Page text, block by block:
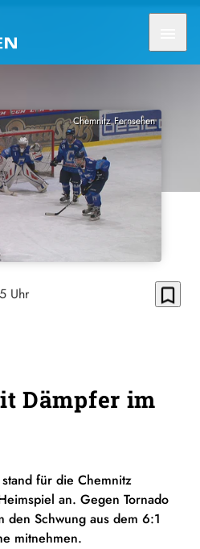
Chemnitz Fernsehen
Uhr bookmark_border
Dämpfer im
für die Chemnitz
an. Gegen Tornado
den Schwung aus dem 6:1
mitnehmen.